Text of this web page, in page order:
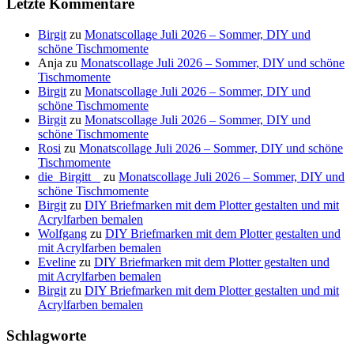
Letzte Kommentare
Birgit zu Monatscollage Juli 2026 – Sommer, DIY und
schöne Tischmomente
Anja zu Monatscollage Juli 2026 – Sommer, DIY und schöne
Tischmomente
Birgit zu Monatscollage Juli 2026 – Sommer, DIY und
schöne Tischmomente
Birgit zu Monatscollage Juli 2026 – Sommer, DIY und
schöne Tischmomente
Rosi zu Monatscollage Juli 2026 – Sommer, DIY und schöne
Tischmomente
die_Birgitt _
zu Monatscollage Juli 2026 – Sommer, DIY und
schöne Tischmomente
Birgit zu DIY Briefmarken mit dem Plotter gestalten und mit
Acrylfarben bemalen
Wolfgang zu DIY Briefmarken mit dem Plotter gestalten und
mit Acrylfarben bemalen
Eveline zu DIY Briefmarken mit dem Plotter gestalten und
mit Acrylfarben bemalen
Birgit zu DIY Briefmarken mit dem Plotter gestalten und mit
Acrylfarben bemalen
Schlagworte